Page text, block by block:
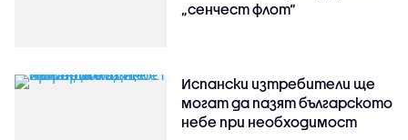
„сенчест флот“
Испански изтребители ще
могат да пазят българското
небе при необходимост